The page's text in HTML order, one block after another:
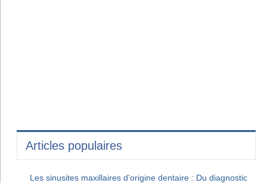
Articles populaires
Les sinusites maxillaires d'origine dentaire : Du diagnostic